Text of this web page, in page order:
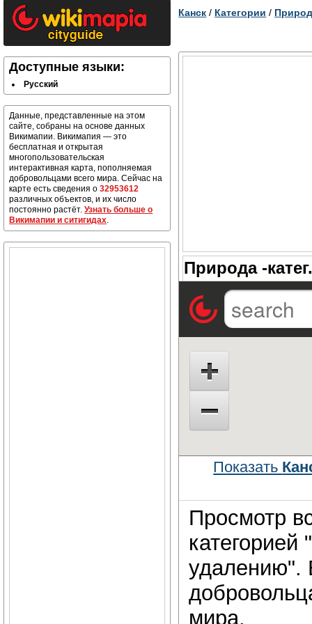
Доступные языки:
Русский
Данные, представленные на этом
сайте, собраны на основе данных
Викимапии. Викимапия — это
бесплатная и открытая
многопользовательская
интерактивная карта, пополняемая
добровольцами всего мира. Сейчас на
карте есть сведения о32953612
различных объектов, и их число
постоянно растёт.Узнать больше о
Викимапии и ситигидах.
Канск / Категории /
Природа -
Показать
Просмотр
категорией
удалению".
мира.